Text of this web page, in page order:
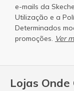
Lojas Onde
e-mails da
Utilização e a
Determinados
promoções. Ver